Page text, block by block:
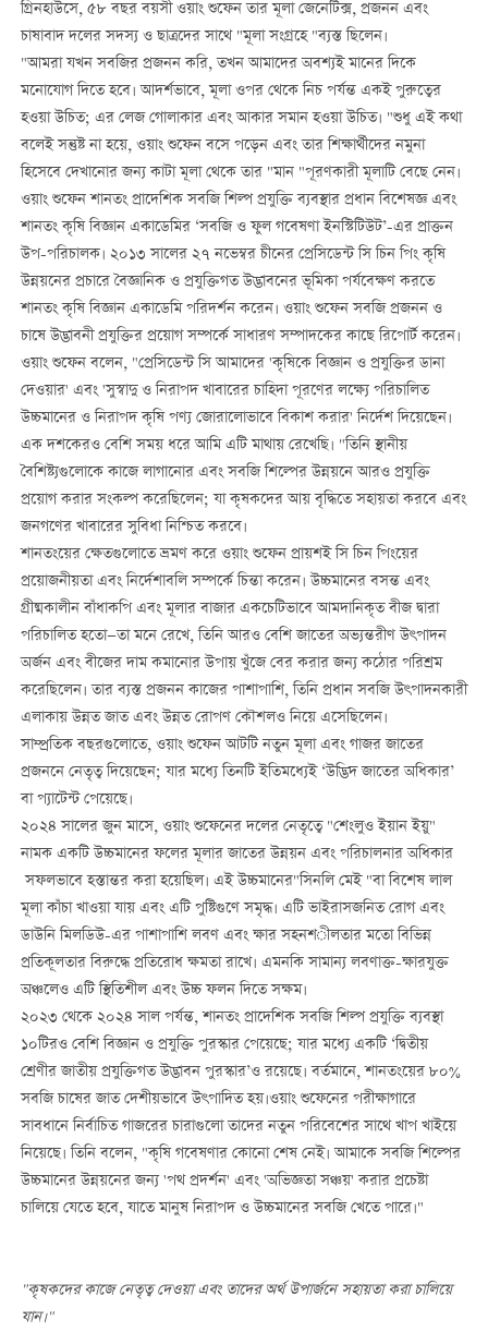
গ্রিনহাউসে, ৫৮ বছর বয়সী ওয়াং শুফেন তার মূলা জেনেটিক্স, প্রজনন এবং
চাষাবাদ দলের সদস্য ও ছাত্রদের সাথে"মূলা সংগ্রহে"ব্যস্ত ছিলেন।
"আমরা যখন সবজির প্রজনন করি,তখন আমাদের অবশ্যই মানের দিকে
মনোযোগ দিতে হবে। আদর্শভাবে, মূলা ওপর থেকে নিচ পর্যন্ত একই পুরুত্বের
হওয়া উচিত; এর লেজ গোলাকার এবং আকার সমান হওয়া উচিত। "শুধু এই কথা
বলেই সন্তুষ্ট না হয়ে,ওয়াং শুফেন বসে পড়েন এবং তার শিক্ষার্থীদের নমুনা
হিসেবে দেখানোর জন্য কাটা মূলা থেকে তার "মান"পূরণকারী মূলাটি বেছে নেন।
ওয়াং শুফেন শানতং প্রাদেশিক সবজি শিল্প প্রযুক্তি ব্যবস্থার প্রধান বিশেষজ্ঞ এবং
শানতং কৃষি বিজ্ঞান একাডেমির ‘সবজি ও ফুল গবেষণা ইনস্টিটিউট’-এর প্রাক্তন
উপ-পরিচালক। ২০১৩ সালের ২৭ নভেম্বর চীনের প্রেসিডেন্ট সি চিন পিং কৃষি
উন্নয়নের প্রচারে বৈজ্ঞানিক ও প্রযুক্তিগত উদ্ভাবনের ভূমিকা পর্যবেক্ষণ করতে
শানতং কৃষি বিজ্ঞান একাডেমি পরিদর্শন করেন। ওয়াং শুফেন সবজি প্রজনন ও
চাষে উদ্ভাবনী প্রযুক্তির প্রয়োগ সম্পর্কে সাধারণ সম্পাদকের কাছে রিপোর্ট করেন।
ওয়াং শুফেন বলেন, "প্রেসিডেন্ট সি আমাদের 'কৃষিকে বিজ্ঞান ও প্রযুক্তির ডানা
দেওয়ার' এবং 'সুস্বাদু ও নিরাপদ খাবারের চাহিদা পূরণের লক্ষ্যে পরিচালিত
উচ্চমানের ও নিরাপদ কৃষি পণ্য জোরালোভাবে বিকাশ করার' নির্দেশ দিয়েছেন।
এক দশকেরও বেশি সময় ধরে আমি এটি মাথায় রেখেছি। "তিনি স্থানীয়
বৈশিষ্ট্যগুলোকে কাজে লাগানোর এবং সবজি শিল্পের উন্নয়নে আরও প্রযুক্তি
প্রয়োগ করার সংকল্প করেছিলেন; যা কৃষকদের আয় বৃদ্ধিতে সহায়তা করবে এবং
জনগণের খাবারের সুবিধা নিশ্চিত করবে।
শানতংয়ের ক্ষেতগুলোতে ভ্রমণ করে ওয়াং শুফেন প্রায়শই সি চিন পিংয়ের
প্রয়োজনীয়তা এবং নির্দেশাবলি সম্পর্কে চিন্তা করেন। উচ্চমানের বসন্ত এবং
গ্রীষ্মকালীন বাঁধাকপি এবং মূলার বাজার একচেটিভাবে আমদানিকৃত বীজ দ্বারা
পরিচালিত হতো—তা মনে রেখে, তিনি আরও বেশি জাতের অভ্যন্তরীণ উৎপাদন
অর্জন এবং বীজের দাম কমানোর উপায় খুঁজে বের করার জন্য কঠোর পরিশ্রম
করেছিলেন। তার ব্যস্ত প্রজনন কাজের পাশাপাশি, তিনি প্রধান সবজি উৎপাদনকারী
এলাকায় উন্নত জাত এবং উন্নত রোপণ কৌশলও নিয়ে এসেছিলেন।
সাম্প্রতিক বছরগুলোতে, ওয়াং শুফেন আটটি নতুন মূলা এবং গাজর জাতের
প্রজননে নেতৃত্ব দিয়েছেন; যার মধ্যে তিনটি ইতিমধ্যেই ‘উদ্ভিদ জাতের অধিকার’
বা প্যাটেন্ট পেয়েছে।
২০২৪ সালের জুন মাসে, ওয়াং শুফেনের দলের নেতৃত্বে"শেংলুও ইয়ান ইয়ু"
নামক একটি উচ্চমানের ফলের মূলার জাতের উন্নয়ন এবং পরিচালনার অধিকার
সফলভাবে হস্তান্তর করা হয়েছিল। এই উচ্চমানের"সিনলি মেই"বা বিশেষ লাল
মূলা কাঁচা খাওয়া যায় এবং এটি পুষ্টিগুণে সমৃদ্ধ। এটি ভাইরাসজনিত রোগ এবং
ডাউনি মিলডিউ-এর পাশাপাশি লবণ এবং ক্ষার সহনশীলতার মতো বিভিন্ন
প্রতিকূলতার বিরুদ্ধে প্রতিরোধ ক্ষমতা রাখে। এমনকি সামান্য লবণাক্ত-ক্ষারযুক্ত
অঞ্চলেও এটি স্থিতিশীল এবং উচ্চ ফলন দিতে সক্ষম।
২০২৩ থেকে ২০২৪ সাল পর্যন্ত, শানতং প্রাদেশিক সবজি শিল্প প্রযুক্তি ব্যবস্থা
১০টিরও বেশি বিজ্ঞান ও প্রযুক্তি পুরস্কার পেয়েছে; যার মধ্যে একটি ‘দ্বিতীয়
শ্রেণীর জাতীয় প্রযুক্তিগত উদ্ভাবন পুরস্কার’ও রয়েছে। বর্তমানে, শানতংয়ের ৮০%
সবজি চাষের জাত দেশীয়ভাবে উৎপাদিত হয়।ওয়াং শুফেনের পরীক্ষাগারে
সাবধানে নির্বাচিত গাজরের চারাগুলো তাদের নতুন পরিবেশের সাথে খাপ খাইয়ে
নিয়েছে। তিনি বলেন, "কৃষি গবেষণার কোনো শেষ নেই। আমাকে সবজি শিল্পের
উচ্চমানের উন্নয়নের জন্য 'পথ প্রদর্শন' এবং 'অভিজ্ঞতা সঞ্চয়' করার প্রচেষ্টা
চালিয়ে যেতে হবে, যাতে মানুষ নিরাপদ ও উচ্চমানের সবজি খেতে পারে।"
"কৃষকদের কাজে নেতৃত্ব দেওয়া এবং তাদের অর্থ উপার্জনে সহায়তা করা চালিয়ে
যান।"